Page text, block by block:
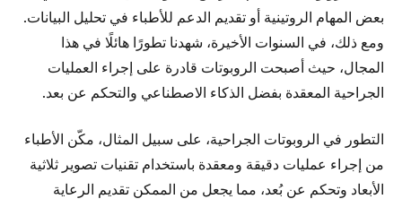
بعض المهام الروتينية أو تقديم الدعم للأطباء في تحليل البيانات.
ومع ذلك، في السنوات الأخيرة، شهدنا تطورًا هائلًا في هذا
المجال، حيث أصبحت الروبوتات قادرة على إجراء العمليات
الجراحية المعقدة بفضل الذكاء الاصطناعي والتحكم عن بعد.
التطور في الروبوتات الجراحية، على سبيل المثال، مكّن الأطباء
من إجراء عمليات دقيقة ومعقدة باستخدام تقنيات تصوير ثلاثية
الأبعاد وتحكم عن بُعد، مما يجعل من الممكن تقديم الرعاية